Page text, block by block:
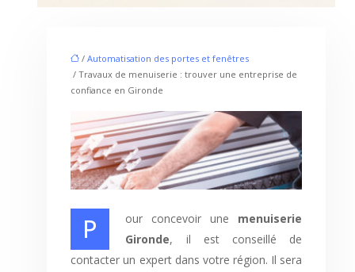
/Automatisation des portes et fenêtres
/ Travaux de menuiserie : trouver une entreprise de
confiance en Gironde
Pour concevoir une menuiserie
Gironde, il est conseillé de
contacter un expert dans votre région. Il sera